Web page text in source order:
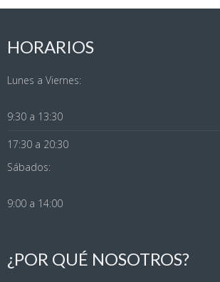
HORARIOS
Lunes a Viernes:
9:30 a 13:30
17:30 a 20:30
Sábados:
9:00 a 14:00
¿POR QUÉ NOSOTROS?